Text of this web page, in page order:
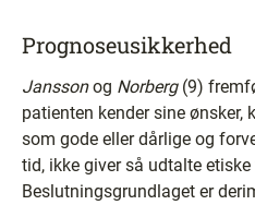
Prognoseusikkerhed
Janssonog Norberg(9)
patienten kender sine ønsker,
som gode eller dårlige og
tid, ikke giver så udtalte etiske
Beslutningsgrundlaget er